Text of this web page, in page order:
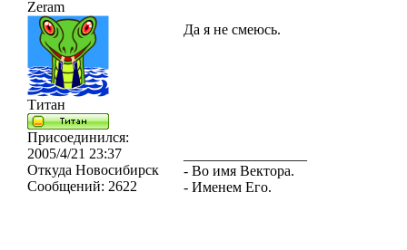
Zeram
Титан
Присоединился:
2005/4/21 23:37
Откуда Новосибирск
Сообщений: 2622
Да я не смеюсь.
- Во имя Вектора.
- Именем Его.